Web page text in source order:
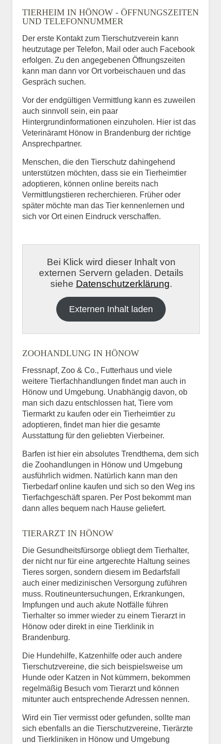
TIERHEIM IN HÖNOW - ÖFFNUNGSZEITEN
UND TELEFONNUMMER
Der erste Kontakt zum Tierschutzverein kann
heutzutage per Telefon, Mail oder auch Facebook
erfolgen. Zu den angegebenen Öffnungszeiten
kann man dann vor Ort vorbeischauen und das
Gespräch suchen.
Vor der endgültigen Vermittlung kann es zuweilen
auch sinnvoll sein, ein paar
Hintergrundinformationen einzuholen. Hier ist das
Veterinäramt Hönow in Brandenburg der richtige
Ansprechpartner.
Menschen, die den Tierschutz dahingehend
unterstützen möchten, dass sie ein Tierheimtier
adoptieren, können online bereits nach
Vermittlungstieren recherchieren. Früher oder
später möchte man das Tier kennenlernen und
sich vor Ort einen Eindruck verschaffen.
Bei Klick wird dieser Inhalt von
externen Servern geladen. Details
siehe Datenschutzerklärung.
Externen Inhalt laden
ZOOHANDLUNG IN HÖNOW
Fressnapf, Zoo & Co., Futterhaus und viele
weitere Tierfachhandlungen findet man auch in
Hönow und Umgebung. Unabhängig davon, ob
man sich dazu entschlossen hat, Tiere vom
Tiermarkt zu kaufen oder ein Tierheimtier zu
adoptieren, findet man hier die gesamte
Ausstattung für den geliebten Vierbeiner.
Barfen ist hier ein absolutes Trendthema, dem sich
die Zoohandlungen in Hönow und Umgebung
ausführlich widmen. Natürlich kann man den
Tierbedarf online kaufen und sich so den Weg ins
Tierfachgeschäft sparen. Per Post bekommt man
dann alles bequem nach Hause geliefert.
TIERARZT IN HÖNOW
Die Gesundheitsfürsorge obliegt dem Tierhalter,
der nicht nur für eine artgerechte Haltung seines
Tieres sorgen, sondern diesem im Bedarfsfall
auch einer medizinischen Versorgung zuführen
muss. Routineuntersuchungen, Erkrankungen,
Impfungen und auch akute Notfälle führen
Tierhalter so immer wieder zu einem Tierarzt in
Hönow oder direkt in eine Tierklinik in
Brandenburg.
Die Hundehilfe, Katzenhilfe oder auch andere
Tierschutzvereine, die sich beispielsweise um
Hunde oder Katzen in Not kümmern, bekommen
regelmäßig Besuch vom Tierarzt und können
mitunter auch entsprechende Adressen nennen.
Wird ein Tier vermisst oder gefunden, sollte man
sich ebenfalls an die Tierschutzvereine, Tierärzte
und Tierkliniken in Hönow und Umgebung